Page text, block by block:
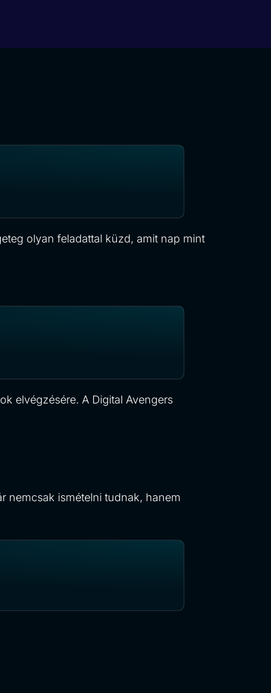
olyan feladattal küzd, amit nap mint
elvégzésére. A Digital Avengers
nemcsak ismételni tudnak, hanem